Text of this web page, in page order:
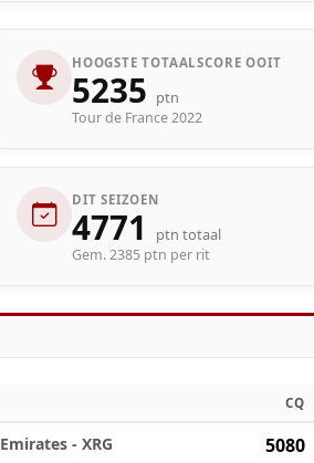
HOOGSTE TOTAALSCORE OOIT
5235 ptn
Tour de France 2022
DIT SEIZOEN
4771 ptn totaal
Gem. 2385 ptn per rit
CQ
- XRG 5080